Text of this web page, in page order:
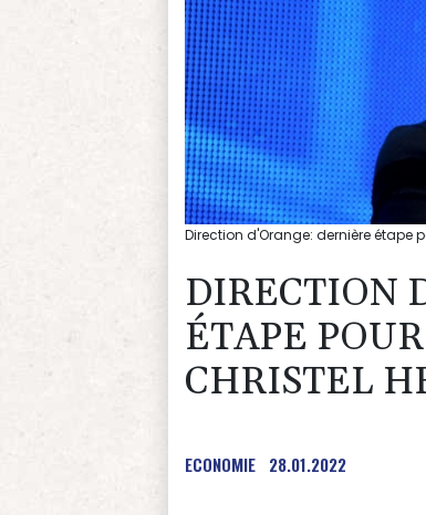
Direction d'Orange: dernière étape
DIRECTION
ÉTAPE
CHRISTEL
ECONOMIE 28.01.2022